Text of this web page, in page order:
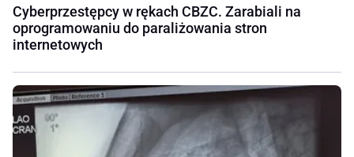
Cyberprzestępcy w rękach CBZC. Zarabiali na
oprogramowaniu do paraliżowania stron
internetowych